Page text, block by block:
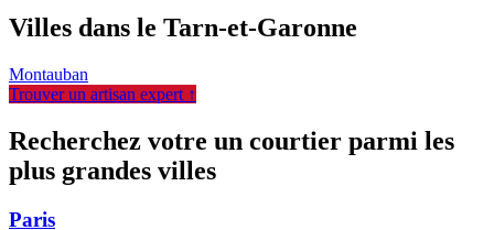
Villes dans le Tarn-et-Garonne
Montauban
Trouver un artisan expert ↑
Recherchez votre un courtier parmi les
plus grandes villes
Paris